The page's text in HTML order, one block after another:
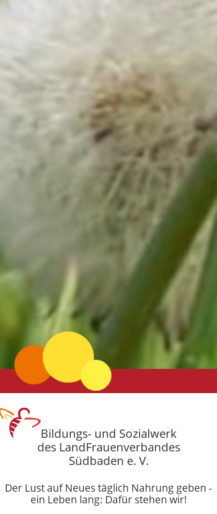
Bildungs- und Sozialwerk
des LandFrauenverbandes
Südbaden e. V.
Der Lust auf Neues täglich Nahrung geben -
ein Leben lang: Dafür stehen wir!